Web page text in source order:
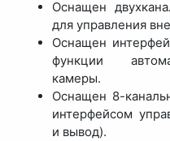
Оснащен
для управления
Оснащен
функции
камеры.
Оснащен 8-
интерфейсом
и вывод).